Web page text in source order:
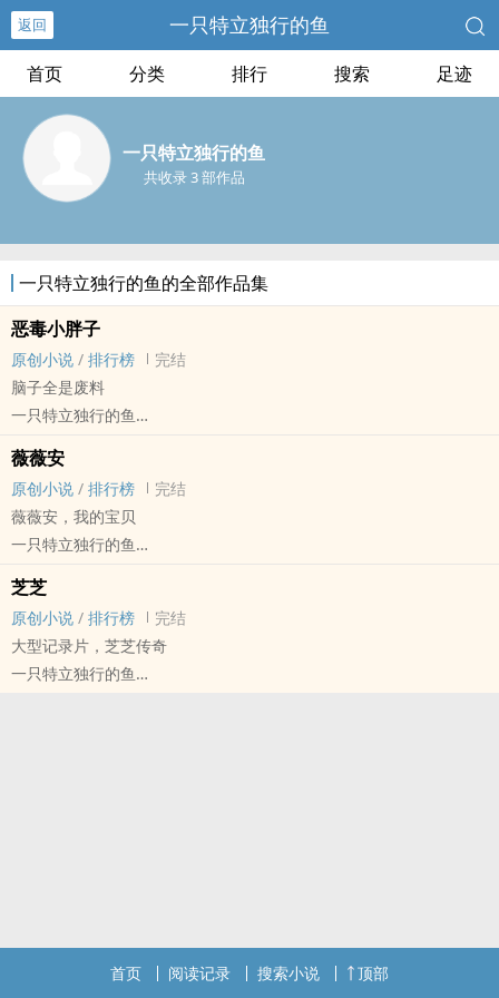
返回 一只特立独行的鱼
首页 分类 排行 搜索 足迹
一只特立独行的鱼
共收录 3 部作品
一只特立独行的鱼的全部作品集
恶毒小胖子
原创小说 / 排行榜
完结
脑子全是废料
一只特立独行的鱼
原创小说 - BL - 中篇 - 完结
现代 - 小甜饼 - 轻松 - 狗血
NP
他是一个好色又恶毒的小胖子，他满脑子都是‌‍‎黄‌色‍废料。
排雷：
1.最大的雷点就是作者精神状态不太稳定以及文盲
2.受转攻，无脑文……
薇薇安
原创小说 / 排行榜
完结
薇薇安，我的宝贝
一只特立独行的鱼
雷文 - 三观不正 - 荤素均衡
芝芝
原创小说 / 排行榜
完结
大型记录片，芝芝传奇
一只特立独行的鱼
首页 阅读记录 搜索小说 顶部